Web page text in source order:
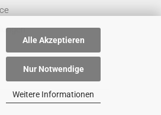
Alle Akzeptieren
Nur Notwendige
Weitere Informationen